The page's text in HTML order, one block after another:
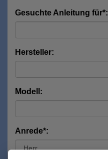
Gesuchte Anleitung für*:
Hersteller:
Modell:
Anrede*: